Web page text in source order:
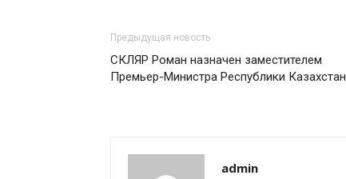
Предыдущая новость
СКЛЯР Роман назначен заместителем
Премьер-Министра Республики Казахстан
admin